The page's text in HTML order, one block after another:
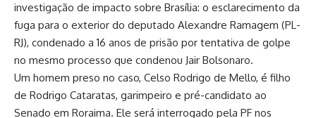
investigação de impacto sobre Brasília: o esclarecimento da
fuga para o exterior do deputado Alexandre Ramagem (PL-
RJ), condenado a 16 anos de prisão por tentativa de golpe
no mesmo processo que condenou Jair Bolsonaro.
Um homem preso no caso, Celso Rodrigo de Mello, é filho
de Rodrigo Cataratas, garimpeiro e pré-candidato ao
Senado em Roraima. Ele será interrogado pela PF nos